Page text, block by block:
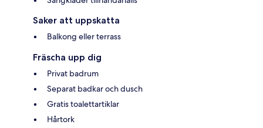
Saker att uppskatta
Balkong eller terrass
Fräscha upp dig
Privat badrum
Separat badkar och dusch
Gratis toalettartiklar
Hårtork